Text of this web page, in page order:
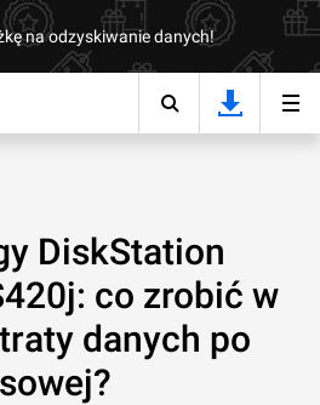
na odzyskiwanie danych!
DiskStation
co zrobić w
danych po